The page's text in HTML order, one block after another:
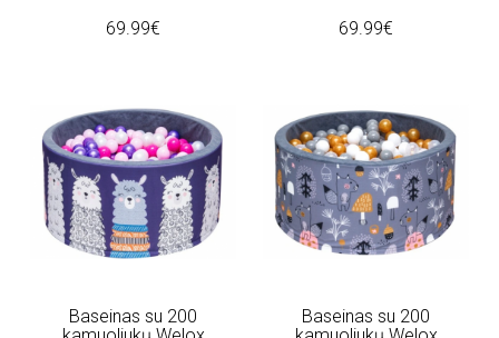
69.99€
69.99€
Baseinas su 200
Baseinas su 200